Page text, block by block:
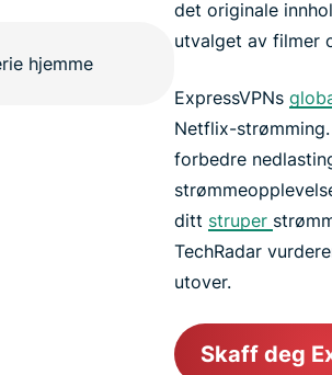
det originale
utvalget av filmer
ExpressVPNs
Netflix-
forbedre
ditt struper
TechRadar
utover.
Skaff deg